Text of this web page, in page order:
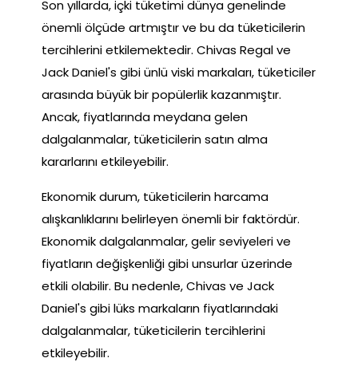
Son yıllarda, içki tüketimi dünya genelinde
önemli ölçüde artmıştır ve bu da tüketicilerin
tercihlerini etkilemektedir. Chivas Regal ve
Jack Daniel's gibi ünlü viski markaları, tüketiciler
arasında büyük bir popülerlik kazanmıştır.
Ancak, fiyatlarında meydana gelen
dalgalanmalar, tüketicilerin satın alma
kararlarını etkileyebilir.
Ekonomik durum, tüketicilerin harcama
alışkanlıklarını belirleyen önemli bir faktördür.
Ekonomik dalgalanmalar, gelir seviyeleri ve
fiyatların değişkenliği gibi unsurlar üzerinde
etkili olabilir. Bu nedenle, Chivas ve Jack
Daniel's gibi lüks markaların fiyatlarındaki
dalgalanmalar, tüketicilerin tercihlerini
etkileyebilir.